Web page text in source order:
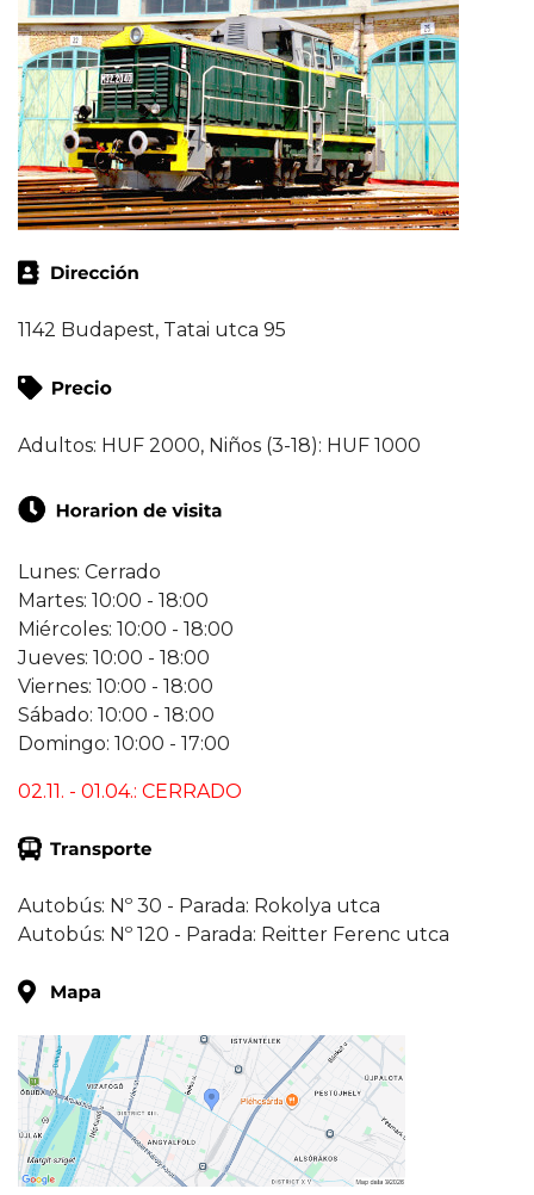
1142 Budapest, Tatai utca 95
Adultos: HUF 2000, Niños (3-18): HUF 1000
Lunes: Cerrado
Martes: 10:00 - 18:00
Miércoles: 10:00 - 18:00
Jueves: 10:00 - 18:00
Viernes: 10:00 - 18:00
Sábado: 10:00 - 18:00
Domingo: 10:00 - 17:00
02.11. - 01.04.: CERRADO
Autobús: Nº 30 - Parada: Rokolya utca
Autobús: Nº 120 - Parada: Reitter Ferenc utca